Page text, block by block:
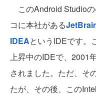
このAndroid Studio
コに本社がある
IDEAというIDEです。
上昇中のIDEで、2001
されました。ただ、そ
たが、その後、この